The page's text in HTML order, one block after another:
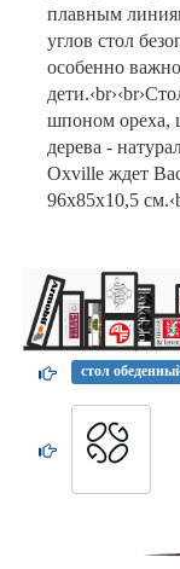
плавным
углов стол
особенно
шпоном ореха,
дерева -
Oxville ждет Вас
96х85х10,5
стол